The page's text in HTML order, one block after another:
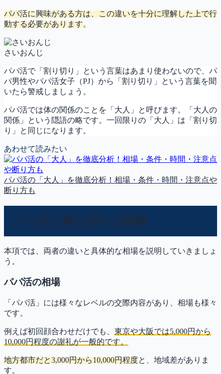
パパ活に興味がある方は、この違いを十分に理解した上で行
動する必要があります。
さいおんじ
パパ活で「割り切り」という言葉はあまり使わないので、パ
パ男性やパパ活女子（PJ）から「割り切り」という言葉を聞
いたら警戒しましょう。
パパ活では体の関係のことを「大人」と呼びます。「大人の
関係」という隠語の略です。一回限りの「大人」は「割り切
り」と同じになります。
あわせて読みたい
パパ活の「大人」を徹底分析！相場・条件・時間・注意点や
断り方も
パパ活と割り切りの相場
本項では、両者の違いと具体的な相場を説明していきましょ
う。
パパ活の相場
「パパ活」には様々なレベルの交際内容があり、 相場も様々
です。
例えば初回顔合わせだけでも、 東京や大阪では5,000円から
10,000円程度の謝礼が一般的です。
地方都市だと3,000円から10,000円程度と、地域差がありま
す。